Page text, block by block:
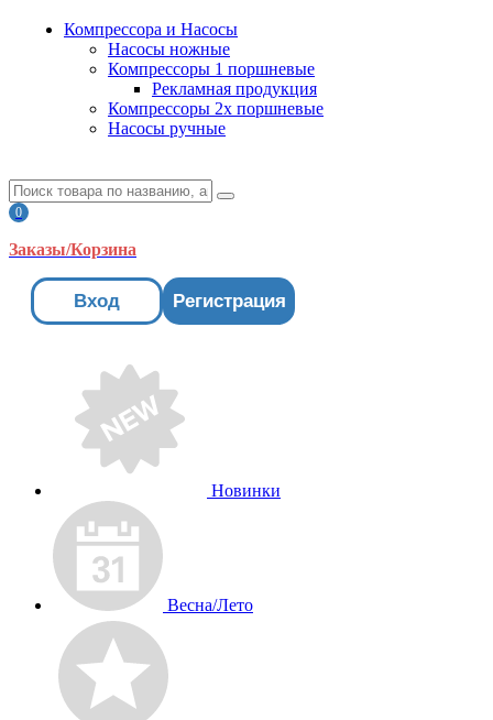
Компрессора и Насосы
Насосы ножные
Компрессоры 1 поршневые
Рекламная продукция
Компрессоры 2х поршневые
Насосы ручные
0
Заказы/Корзина
Вход Регистрация
Новинки
Весна/Лето